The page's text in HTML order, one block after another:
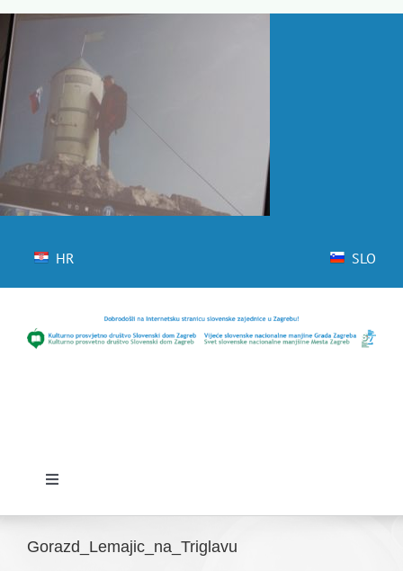
to
content
HR SLO
Toggle
Gorazd_Lemajic_na_Triglavu